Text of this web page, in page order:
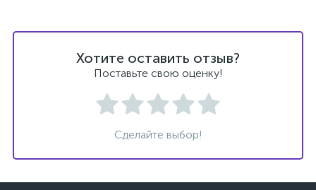
Хотите оставить отзыв?
Поставьте свою оценку!
Сделайте выбор!